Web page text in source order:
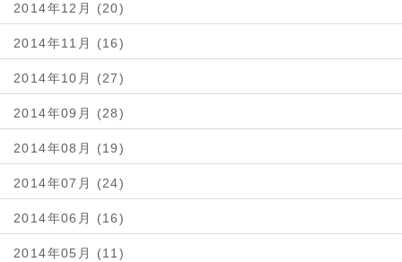
2014年12月 (20)
2014年11月 (16)
2014年10月 (27)
2014年09月 (28)
2014年08月 (19)
2014年07月 (24)
2014年06月 (16)
2014年05月 (11)